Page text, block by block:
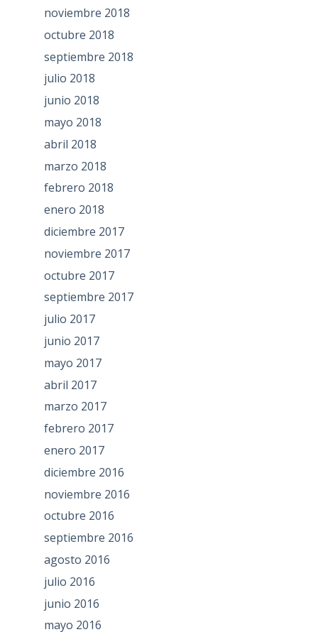
noviembre 2018
octubre 2018
septiembre 2018
julio 2018
junio 2018
mayo 2018
abril 2018
marzo 2018
febrero 2018
enero 2018
diciembre 2017
noviembre 2017
octubre 2017
septiembre 2017
julio 2017
junio 2017
mayo 2017
abril 2017
marzo 2017
febrero 2017
enero 2017
diciembre 2016
noviembre 2016
octubre 2016
septiembre 2016
agosto 2016
julio 2016
junio 2016
mayo 2016